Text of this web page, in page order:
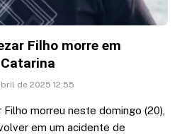
Filho morre em
de 2025 12:55
morreu neste domingo (20),
em um acidente de